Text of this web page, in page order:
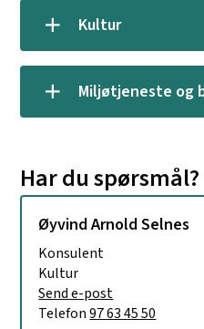
Kultur
Miljøtjeneste og
Har du spørsmål?
Øyvind Arnold Selnes
Konsulent
Kultur
E-post
Send e-post
Telefon97 63 45 50